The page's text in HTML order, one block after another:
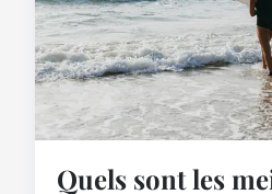
Quels sont les